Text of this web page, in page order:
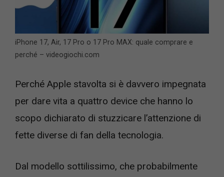
iPhone 17, Air, 17 Pro o 17 Pro MAX: quale comprare e
perché – videogiochi.com
Perché Apple stavolta si è davvero impegnata
per dare vita a quattro device che hanno lo
scopo dichiarato di stuzzicare l’attenzione di
fette diverse di fan della tecnologia.
Dal modello sottilissimo, che probabilmente